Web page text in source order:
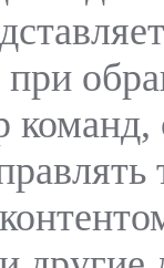
при